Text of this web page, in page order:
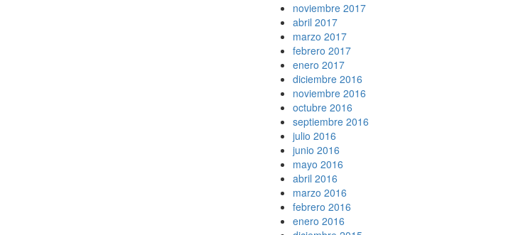
noviembre 2017
abril 2017
marzo 2017
febrero 2017
enero 2017
diciembre 2016
noviembre 2016
octubre 2016
septiembre 2016
julio 2016
junio 2016
mayo 2016
abril 2016
marzo 2016
febrero 2016
enero 2016